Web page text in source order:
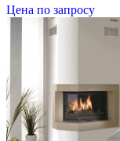
Цена по запросу